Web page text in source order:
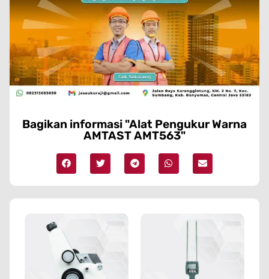
Bagikan informasi "Alat Pengukur Warna
AMTAST AMT563"